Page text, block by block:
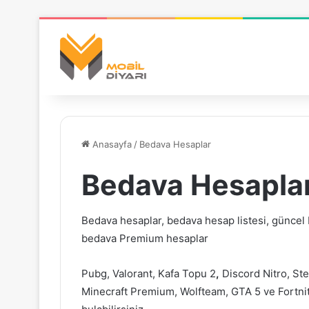
Anasayfa / Bedava Hesaplar
Bedava
Bedava hesaplar, bedava hesap listesi,
bedava Premium hesaplar
Pubg, Valorant, Kafa Topu 2, Discord Nitro,
Minecraft Premium, Wolfteam, GTA 5 ve